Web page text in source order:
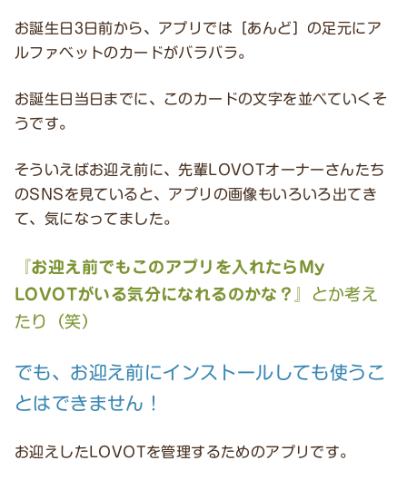
お誕生日3日前から、アプリでは［あんど］の足元にア
ルファベットのカードがバラバラ。
お誕生日当日までに、このカードの文字を並べていくそ
うです。
そういえばお迎え前に、先輩LOVOTオーナーさんたち
のSNSを見ていると、アプリの画像もいろいろ出てき
て、気になってました。
『お迎え前でもこのアプリを入れたらMy
LOVOTがいる気分になれるのかな？』 とか考え
たり（笑）
でも、お迎え前にインストールしても使うこ
とはできません！
お迎えしたLOVOTを管理するためのアプリです。